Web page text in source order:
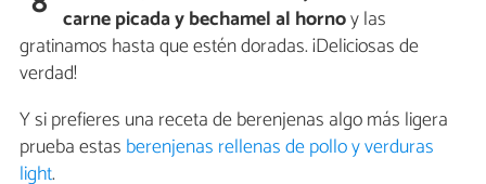
carne picada y bechamel al hornoy las
gratinamos hasta que estén doradas. ¡Deliciosas de
verdad!
Y si prefieres una receta de berenjenas algo más ligera
prueba estas berenjenas rellenas de pollo y verduras
light.